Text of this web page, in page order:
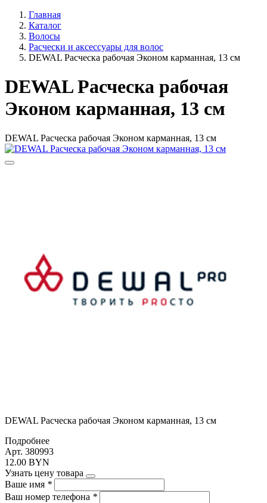
Главная
Каталог
Волосы
Расчески и аксессуары для волос
DEWAL Расческа рабочая Эконом карманная, 13 см
DEWAL Расческа рабочая
Эконом карманная, 13 см
DEWAL Расческа рабочая Эконом карманная, 13 см
DEWAL Расческа рабочая Эконом карманная, 13 см
Подробнее
Арт. 380993
12.00 BYN
Узнать цену товара
Ваше имя *
Ваш номер телефона *